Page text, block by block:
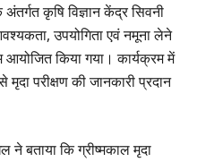
कृषि विज्ञान केंद्र सिवनी
उपयोगिता एवं नमूना लेने
आयोजित किया गया। कार्यक्रम में
परीक्षण की जानकारी प्रदान
ने बताया कि ग्रीष्मकाल मृदा